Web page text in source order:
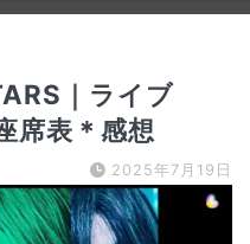
｜ライブ
席表＊感想
2025年7月19日